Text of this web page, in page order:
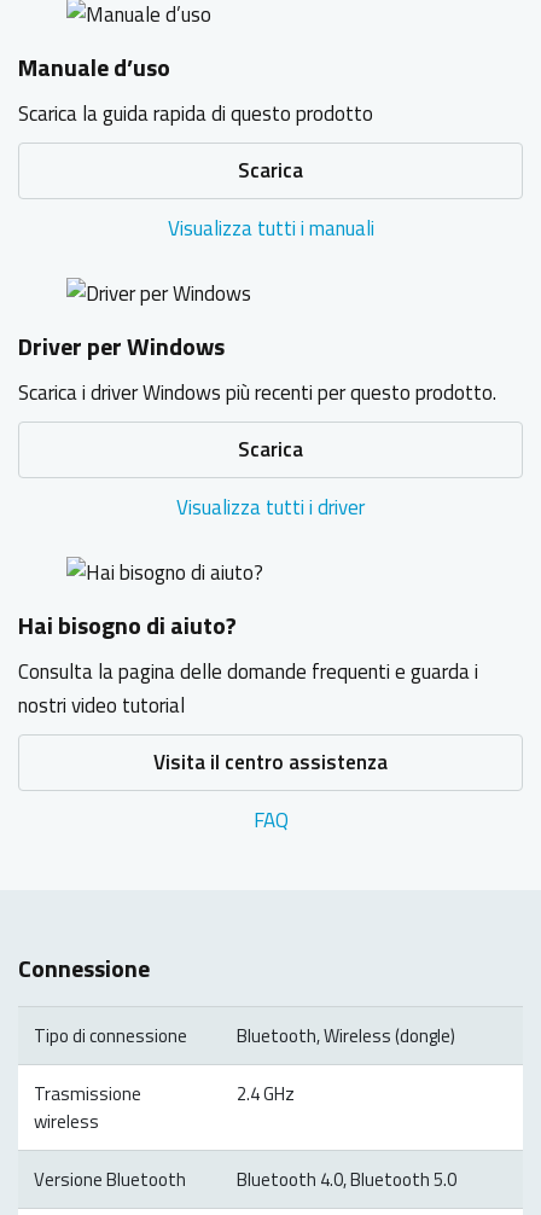
Manuale d’uso
Scarica la guida rapida di questo prodotto
Scarica
Visualizza tutti i manuali
Driver per Windows
Scarica i driver Windows più recenti per questo prodotto.
Scarica
Visualizza tutti i driver
Hai bisogno di aiuto?
Consulta la pagina delle domande frequenti e guarda i
nostri video tutorial
Visita il centro assistenza
FAQ
Connessione
Tipo di connessione Bluetooth, Wireless (dongle)
Trasmissione
wireless
2.4 GHz
Versione Bluetooth Bluetooth 4.0, Bluetooth 5.0